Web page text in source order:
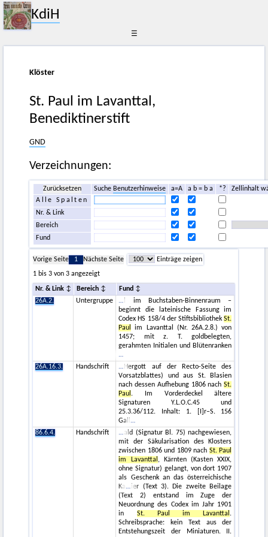
KdiH
☰
Klöster
St. Paul im Lavanttal,
Benediktinerstift
GND
Verzeichnungen:
Zurücksetzen Suche Benutzerhinweise a=A a b = b a *?
Zellinhalt
Alle Spalten
Nr. & Link
Bereich
Fund
Vorige Seite 1 Nächste Seite
Einträge zeigen
1 bis 3 von 3 angezeigt
Nr. & Link Bereich
Fund
26A.2.
Untergruppe
l im Buchstaben-Binnenraum –
beginnt die lateinische Fassung im
Codex HS 158/4 der StiftsbibliothekSt.
Paul
im Lavanttal (Nr. 26A.2.8.) von
1457; mit z. T. goldbelegten,
gerahmten Initialen und Blütenranken
26A.16.3. Handschrift
Hergott auf der Recto-Seite des
Vorsatzblattes) und aus St. Blasien
nach dessen Aufhebung 1806 nachSt.
Paul. Im Vorderdeckel ältere
Signaturen Y.L.O.C.45 und
25.3.36/112. Inhalt: 1. [I]r–S. 156
Gall
86.6.4.
Handschrift
ald (Signatur Bl. 75) nachgewiesen,
mit der Säkularisation des Klosters
zwischen 1806 und 1809 nach St. Paul
im Lavanttal , Kärnten (Kasten XXIX,
ohne Signatur) gelangt, von dort 1907
als Geschenk an das österreichische
Ka
ier (Text 3). Die zweite Beilage
(Text 2) entstand im Zuge der
Neuordnung des Codex im Jahr 1901
in St. Paul im Lavanttal.
Schreibsprache: kein Text aus der
Entstehungszeit der Miniaturen. II.